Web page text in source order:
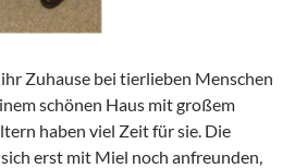
Zuhause bei tierlieben Menschen
schönen Haus mit großem
haben viel Zeit für sie. Die
erst mit Miel noch anfreunden,